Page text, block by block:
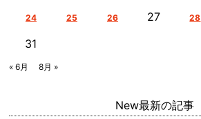
24 25 26 27 28
31
« 6月 8月 »
New最新の記事